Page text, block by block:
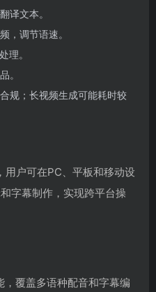
译文本。
，调节语速。
理。
。
规；长视频生成可能耗时较
户可在PC、平板和移动设
字幕制作，实现跨平台操
覆盖多语种配音和字幕编